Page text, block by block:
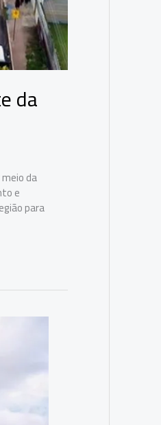
da
da
e
para